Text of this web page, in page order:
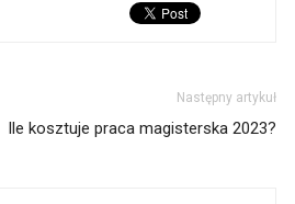
Następny artykuł
Ile kosztuje praca magisterska 2023?